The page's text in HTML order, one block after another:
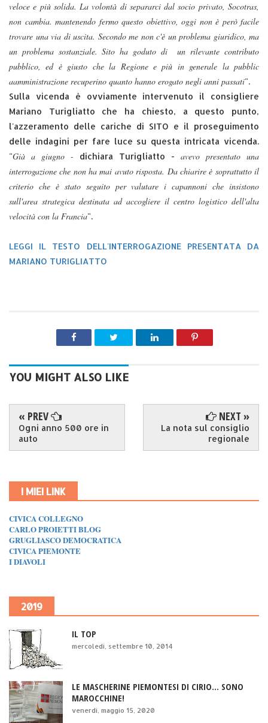
veloce e più solida. La volontà di separarci dal socio privato, Socotras,
non cambia. mantenendo fermo questo obiettivo, oggi non è però facile
trovare una via di uscita. Secondo me non c'è un problema giuridico, ma
un problema sostanziale. Sito ha goduto di un rilevante contributo
pubblico, ed è giusto che la Regione e più in generale la pubblic
aamministrazione recuperino quanto hanno erogato negli anni passati".
Sulla vicenda è ovviamente intervenuto il consigliere
Mariano Turigliatto che ha chiesto, a questo punto,
l'azzeramento delle cariche di SITO e il proseguimento
delle indagini per fare luce su questa intricata vicenda.
"Già a giugno - dichiara Turigliatto - avevo presentato una
interrogazione che non ha mai avuto risposta. Da chiarire è soprattutto il
criterio che è stato seguito per valutare i capannoni che insistono
sull'area strategica destinata ad accogliere il centro logistico dell'alta
velocità con la Francia".
LEGGI IL TESTO DELL'INTERROGAZIONE PRESENTATA DA
MARIANO TURIGLIATTO
YOU MIGHT ALSO LIKE
« PREV
Ogni anno 500 ore in
auto
NEXT »
La nota sul consiglio
regionale
I MIEI LINK
CIVICA COLLEGNO
CARLO PROIETTI BLOG
GRUGLIASCO DEMOCRATICA
CIVICA PIEMONTE
I DIAVOLI
2019
IL TOP
mercoledì, settembre 10, 2014
LE MASCHERINE PIEMONTESI DI CIRIO... SONO
MAROCCHINE!
venerdì, maggio 15, 2020